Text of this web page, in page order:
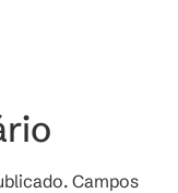
Campos